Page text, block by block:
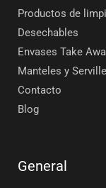
Productos de
Desechables
Envases Take
Manteles y
Contacto
Blog
General